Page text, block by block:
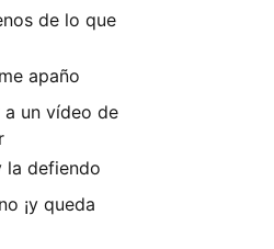
de lo que
apaño
a un vídeo de
la defiendo
¡y queda